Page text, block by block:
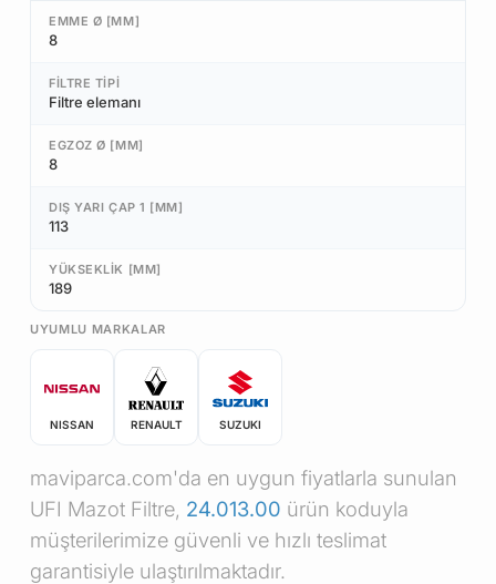
EMME Ø [MM]
8
FILTRE TIPI
Filtre elemanı
EGZOZ Ø [MM]
8
DIŞ YARI ÇAP 1 [MM]
113
YÜKSEKLIK [MM]
189
UYUMLU MARKALAR
NISSAN RENAULT SUZUKI
maviparca.com'da en uygun fiyatlarla sunulan
UFI Mazot Filtre, 24.013.00 ürün koduyla
müşterilerimize güvenli ve hızlı teslimat
garantisiyle ulaştırılmaktadır.